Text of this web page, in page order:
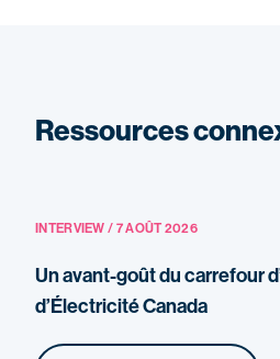
Ressources
INTERVIEW / 7 AOÛT 2026
Un avant-goût du carrefour
d’Électricité Canada